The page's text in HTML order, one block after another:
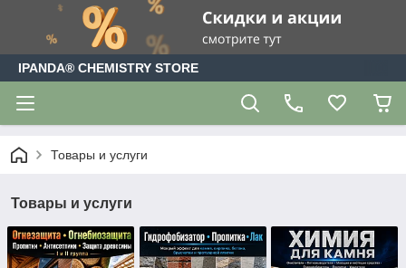
IPANDA® CHEMISTRY STORE
Товары и услуги
Товары и услуги